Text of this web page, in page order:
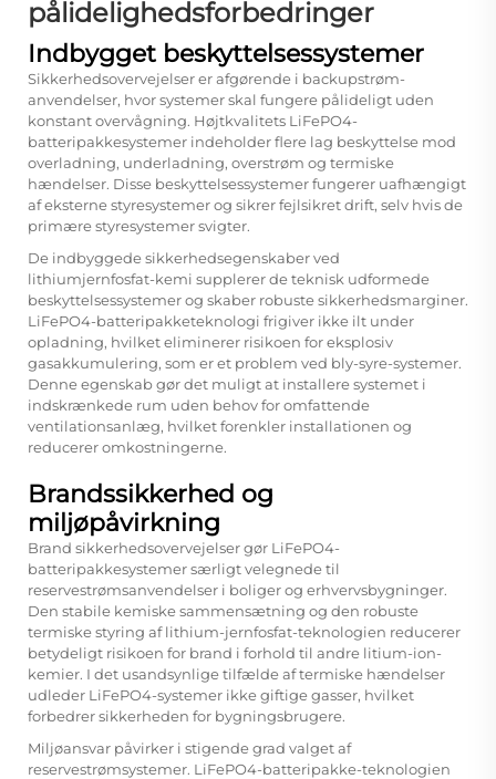
pålidelighedsforbedringer
Indbygget beskyttelsessystemer
Sikkerhedsovervejelser er afgørende i backupstrøm-
anvendelser, hvor systemer skal fungere pålideligt uden
konstant overvågning. Højtkvalitets LiFePO4-
batteripakkesystemer indeholder flere lag beskyttelse mod
overladning, underladning, overstrøm og termiske
hændelser. Disse beskyttelsessystemer fungerer uafhængigt
af eksterne styresystemer og sikrer fejlsikret drift, selv hvis de
primære styresystemer svigter.
De indbyggede sikkerhedsegenskaber ved
lithiumjernfosfat-kemi supplerer de teknisk udformede
beskyttelsessystemer og skaber robuste sikkerhedsmarginer.
LiFePO4-batteripakketeknologi frigiver ikke ilt under
opladning, hvilket eliminerer risikoen for eksplosiv
gasakkumulering, som er et problem ved bly-syre-systemer.
Denne egenskab gør det muligt at installere systemet i
indskrænkede rum uden behov for omfattende
ventilationsanlæg, hvilket forenkler installationen og
reducerer omkostningerne.
Brandssikkerhed og
miljøpåvirkning
Brand sikkerhedsovervejelser gør LiFePO4-
batteripakkesystemer særligt velegnede til
reservestrømsanvendelser i boliger og erhvervsbygninger.
Den stabile kemiske sammensætning og den robuste
termiske styring af lithium-jernfosfat-teknologien reducerer
betydeligt risikoen for brand i forhold til andre litium-ion-
kemier. I det usandsynlige tilfælde af termiske hændelser
udleder LiFePO4-systemer ikke giftige gasser, hvilket
forbedrer sikkerheden for bygningsbrugere.
Miljøansvar påvirker i stigende grad valget af
reservestrømsystemer. LiFePO4-batteripakke-teknologien